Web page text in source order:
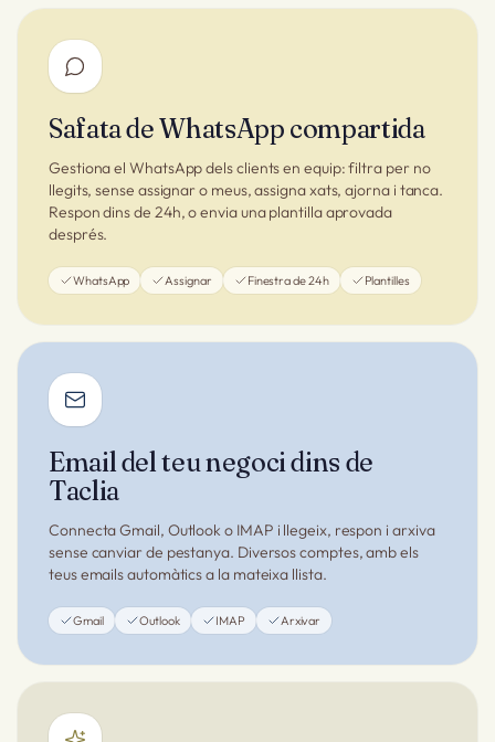
Safata de WhatsApp compartida
Gestiona el WhatsApp dels clients en equip: filtra per no
llegits, sense assignar o meus, assigna xats, ajorna i tanca.
Respon dins de 24h, o envia una plantilla aprovada
després.
WhatsApp Assignar Finestra de 24h Plantilles
Email del teu negoci dins de
Taclia
Connecta Gmail, Outlook o IMAP i llegeix, respon i arxiva
sense canviar de pestanya. Diversos comptes, amb els
teus emails automàtics a la mateixa llista.
Gmail Outlook IMAP Arxivar